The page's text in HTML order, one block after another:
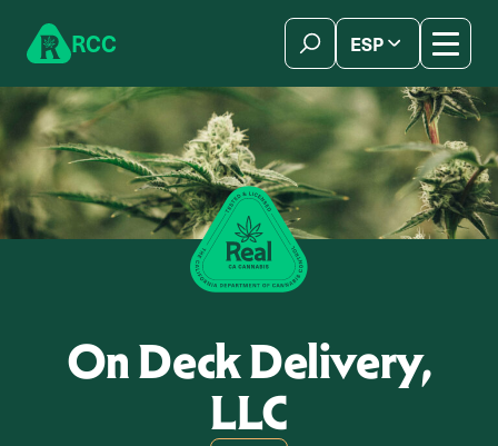
RCC ESP
On Deck Delivery,
LLC